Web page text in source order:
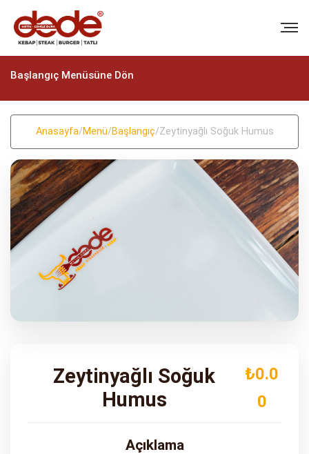
BIZI ARAYIN
+90 (322) 235 57 58
+90 (322) 235 57 58
info@dedekebap.com.tr
ADRES
Başlangıç Menüsüne Dön
Anasayfa/Menü/Başlangıç/Zeytinyağlı Soğuk Humus
Zeytinyağlı Soğuk
Humus
₺0.0
0
Açıklama